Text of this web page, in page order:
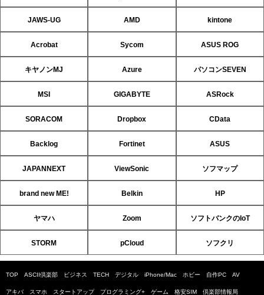
JAWS-UG AMD kintone
Acrobat Sycom ASUS ROG
キヤノンMJ Azure パソコンSEVEN
MSI GIGABYTE ASRock
SORACOM Dropbox CData
Backlog Fortinet ASUS
JAPANNEXT ViewSonic ソフマップ
brand new ME! Belkin HP
ヤマハ Zoom ソフトバンクのIoT
STORM pCloud ソフクリ
TOP ASCII倶楽部 ビジネス TECH デジタル iPhone/Mac ホビー 自作PC AV
アキバ スマホ スタートアップ プログラミング+ ゲーム 格安SIM 倶楽部情報局